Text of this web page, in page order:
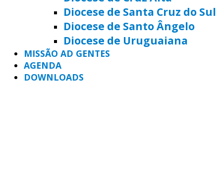
Diocese de Santa Cruz do Sul
Diocese de Santo Ângelo
Diocese de Uruguaiana
MISSÃO AD GENTES
AGENDA
DOWNLOADS